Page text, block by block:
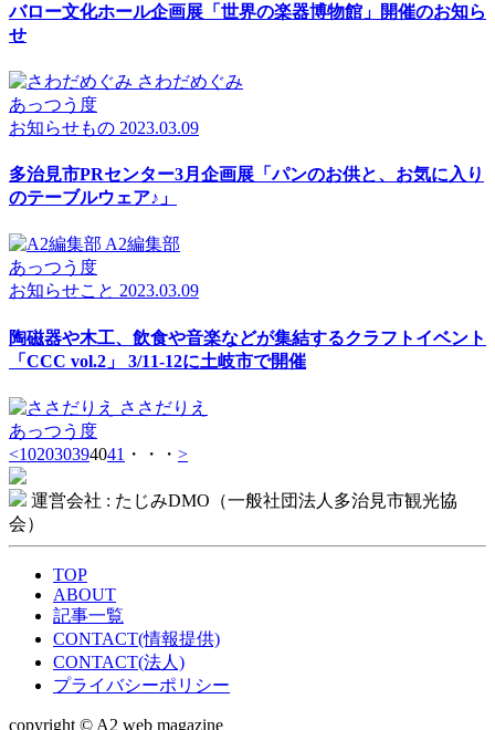
バロー文化ホール企画展「世界の楽器博物館」開催のお知ら
せ
さわだめぐみ
あっつう度
お知らせもの 2023.03.09
多治見市PRセンター3月企画展「パンのお供と、お気に入り
のテーブルウェア♪」
A2編集部
あっつう度
お知らせこと 2023.03.09
陶磁器や木工、飲食や音楽などが集結するクラフトイベント
「CCC vol.2」 3/11-12に土岐市で開催
ささだりえ
あっつう度
<102030394041 ・・・ >
運営会社 : たじみDMO（一般社団法人多治見市観光協
会）
TOP
ABOUT
記事一覧
CONTACT(情報提供)
CONTACT(法人)
プライバシーポリシー
copyright © A2 web magazine